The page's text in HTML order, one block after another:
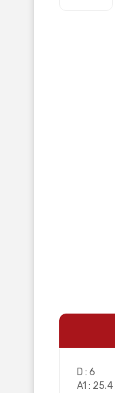
D : 6
A1 : 25.4